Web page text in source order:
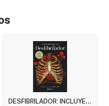
DESFIBRILADOR: INCLUYE...